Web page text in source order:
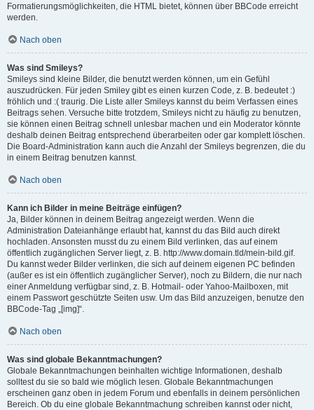
Formatierungsmöglichkeiten, die HTML bietet, können über BBCode erreicht
werden.
Nach oben
Was sind Smileys?
Smileys sind kleine Bilder, die benutzt werden können, um ein Gefühl
auszudrücken. Für jeden Smiley gibt es einen kurzen Code, z. B. bedeutet :)
fröhlich und :( traurig. Die Liste aller Smileys kannst du beim Verfassen eines
Beitrags sehen. Versuche bitte trotzdem, Smileys nicht zu häufig zu benutzen,
sie können einen Beitrag schnell unlesbar machen und ein Moderator könnte
deshalb deinen Beitrag entsprechend überarbeiten oder gar komplett löschen.
Die Board-Administration kann auch die Anzahl der Smileys begrenzen, die du
in einem Beitrag benutzen kannst.
Nach oben
Kann ich Bilder in meine Beiträge einfügen?
Ja, Bilder können in deinem Beitrag angezeigt werden. Wenn die
Administration Dateianhänge erlaubt hat, kannst du das Bild auch direkt
hochladen. Ansonsten musst du zu einem Bild verlinken, das auf einem
öffentlich zugänglichen Server liegt, z. B. http://www.domain.tld/mein-bild.gif.
Du kannst weder Bilder verlinken, die sich auf deinem eigenen PC befinden
(außer es ist ein öffentlich zugänglicher Server), noch zu Bildern, die nur nach
einer Anmeldung verfügbar sind, z. B. Hotmail- oder Yahoo-Mailboxen, mit
einem Passwort geschützte Seiten usw. Um das Bild anzuzeigen, benutze den
BBCode-Tag „[img]“.
Nach oben
Was sind globale Bekanntmachungen?
Globale Bekanntmachungen beinhalten wichtige Informationen, deshalb
solltest du sie so bald wie möglich lesen. Globale Bekanntmachungen
erscheinen ganz oben in jedem Forum und ebenfalls in deinem persönlichen
Bereich. Ob du eine globale Bekanntmachung schreiben kannst oder nicht,